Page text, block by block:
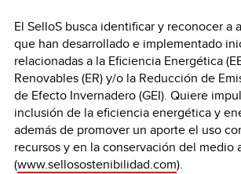
El SelloS busca identificar y reconocer a
que han desarrollado e implementado
relacionadas a la Eficiencia Energética
Renovables (ER) y/o la Reducción de
de Efecto Invernadero (GEI). Quiere
inclusión de la eficiencia energética y
además de promover un aporte el uso
recursos y en la conservación del medio
(www.sellosostenibilidad.com).